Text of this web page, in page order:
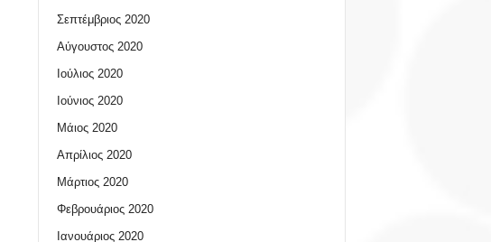
Σεπτέμβριος 2020
Αύγουστος 2020
Ιούλιος 2020
Ιούνιος 2020
Μάιος 2020
Απρίλιος 2020
Μάρτιος 2020
Φεβρουάριος 2020
Ιανουάριος 2020